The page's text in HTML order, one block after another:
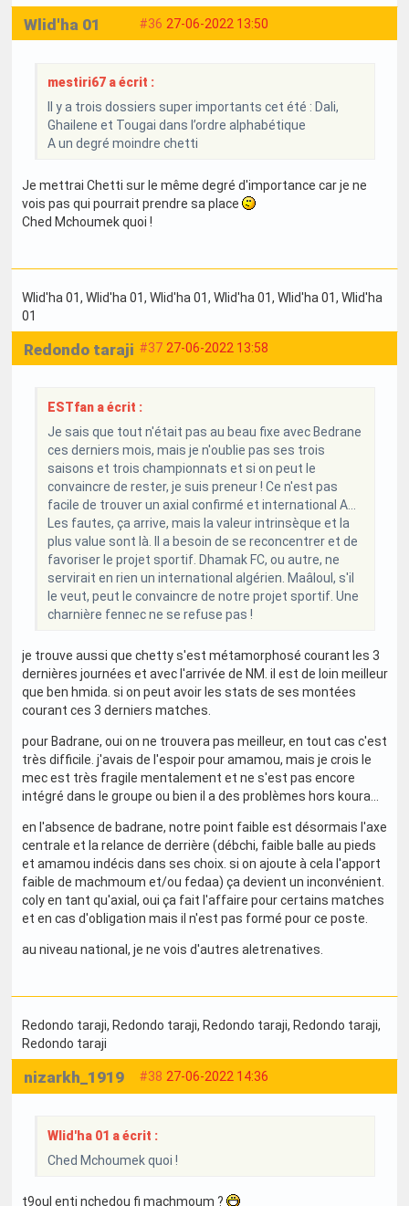
#36 27-06-2022 13:50
Wlid'ha 01
mestiri67 a écrit :
Il y a trois dossiers super importants cet été : Dali,
Ghailene et Tougai dans l’ordre alphabétique
A un degré moindre chetti
Je mettrai Chetti sur le même degré d'importance car je ne
vois pas qui pourrait prendre sa place
Ched Mchoumek quoi !
Wlid'ha 01, Wlid'ha 01, Wlid'ha 01, Wlid'ha 01, Wlid'ha 01, Wlid'ha
01
#37 27-06-2022 13:58
Redondo taraji
ESTfan a écrit :
Je sais que tout n'était pas au beau fixe avec Bedrane
ces derniers mois, mais je n'oublie pas ses trois
saisons et trois championnats et si on peut le
convaincre de rester, je suis preneur ! Ce n'est pas
facile de trouver un axial confirmé et international A...
Les fautes, ça arrive, mais la valeur intrinsèque et la
plus value sont là. Il a besoin de se reconcentrer et de
favoriser le projet sportif. Dhamak FC, ou autre, ne
servirait en rien un international algérien. Maâloul, s'il
le veut, peut le convaincre de notre projet sportif. Une
charnière fennec ne se refuse pas !
je trouve aussi que chetty s'est métamorphosé courant les 3
dernières journées et avec l'arrivée de NM. il est de loin meilleur
que ben hmida. si on peut avoir les stats de ses montées
courant ces 3 derniers matches.
pour Badrane, oui on ne trouvera pas meilleur, en tout cas c'est
très difficile. j'avais de l'espoir pour amamou, mais je crois le
mec est très fragile mentalement et ne s'est pas encore
intégré dans le groupe ou bien il a des problèmes hors koura...
en l'absence de badrane, notre point faible est désormais l'axe
centrale et la relance de derrière (débchi, faible balle au pieds
et amamou indécis dans ses choix. si on ajoute à cela l'apport
faible de machmoum et/ou fedaa) ça devient un inconvénient.
coly en tant qu'axial, oui ça fait l'affaire pour certains matches
et en cas d'obligation mais il n'est pas formé pour ce poste.
au niveau national, je ne vois d'autres aletrenatives.
Redondo taraji, Redondo taraji, Redondo taraji, Redondo taraji,
Redondo taraji
#38 27-06-2022 14:36
nizarkh_1919
Wlid'ha 01 a écrit :
Ched Mchoumek quoi !
t9oul enti nchedou fi machmoum ?